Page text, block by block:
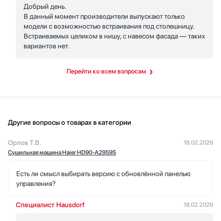
Добрый день.
В данный момент производители выпускают только
модели с возможностью встраивания под столешницу.
Встраиваемых целиком в нишу, с навесом фасада — таких
вариантов нет.
Перейти ко всем вопросам
Другие вопросы о товарах в категории
Орлов Т.В.
Сушильная машина Haier HD90-A2959S
18.02.2026
Есть ли смысл выбирать версию с обновлённой панелью
управления?
Специалист Hausdorf 18.02.2026